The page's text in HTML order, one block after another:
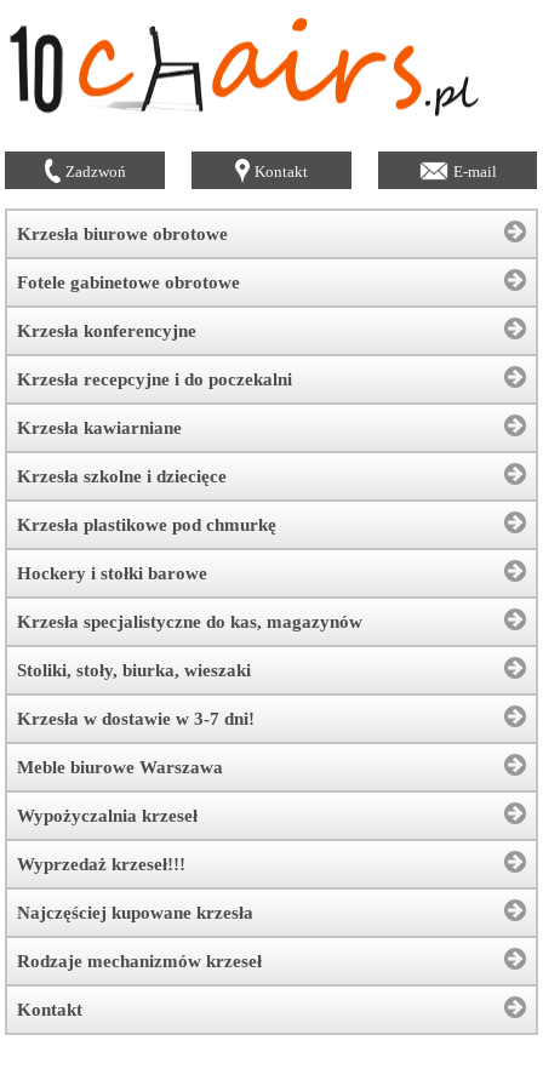
Zadzwoń Kontakt E-mail
Krzesła biurowe obrotowe
Fotele gabinetowe obrotowe
Krzesła konferencyjne
Krzesła recepcyjne i do poczekalni
Krzesła kawiarniane
Krzesła szkolne i dziecięce
Krzesła plastikowe pod chmurkę
Hockery i stołki barowe
Krzesła specjalistyczne do kas, magazynów
Stoliki, stoły, biurka, wieszaki
Krzesła w dostawie w 3-7 dni!
Meble biurowe Warszawa
Wypożyczalnia krzeseł
Wyprzedaż krzeseł!!!
Najczęściej kupowane krzesła
Rodzaje mechanizmów krzeseł
Kontakt